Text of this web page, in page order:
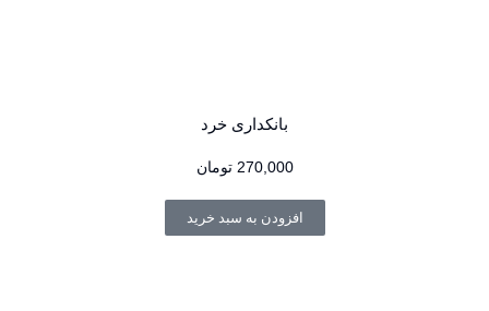
بانکداری خرد
270,000 تومان
افزودن به سبد خرید